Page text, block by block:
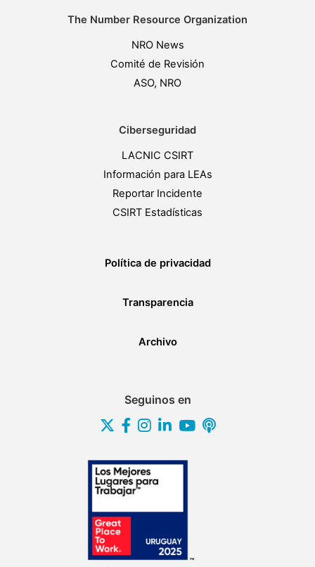
The Number Resource Organization
NRO News
Comité de Revisión
ASO, NRO
Ciberseguridad
LACNIC CSIRT
Información para LEAs
Reportar Incidente
CSIRT Estadísticas
Política de privacidad
Transparencia
Archivo
Seguinos en